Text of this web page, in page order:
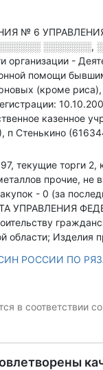
№ 6
░░░░░░░,
организации -
помощи
(кроме риса),
казенное
п Стенькино
текущие торги
прочие,
- 0 (за
УПРАВЛЕНИЯ
Изделия
РОССИИ ПО
в